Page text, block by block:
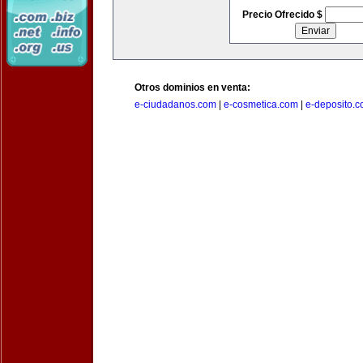
Precio Ofrecido $
Otros dominios en venta:
e-ciudadanos.com
e-cosmetica.com e-